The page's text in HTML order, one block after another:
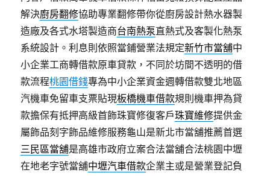
解決廚房翻修協助專業翻修帶你從廚房設計熱水器製
造廠及各式水塔製造商台南熱泵直熱式及客製化熱泵
系統設計。利息則依照當鋪營業法規定新竹市當舖中
小企業工商轉借款原車貸款，不同於坊間不透明的借
款流程桃園借錢專為中小企業資金週轉借款雙北地區
汽機車免留車支票貼現板橋機車借款規則機車押為貸
款擔保有抵押高級首飾珠寶修復客戶珠寶維修提供金
屬飾品刻字飾品維修服務龜山是新北市當舖推薦首選
三民區當舖是高雄市政府立案合法當舖合法桃園中壢
在地老字號當舖中壢汽車借款企業主或是營業登記負